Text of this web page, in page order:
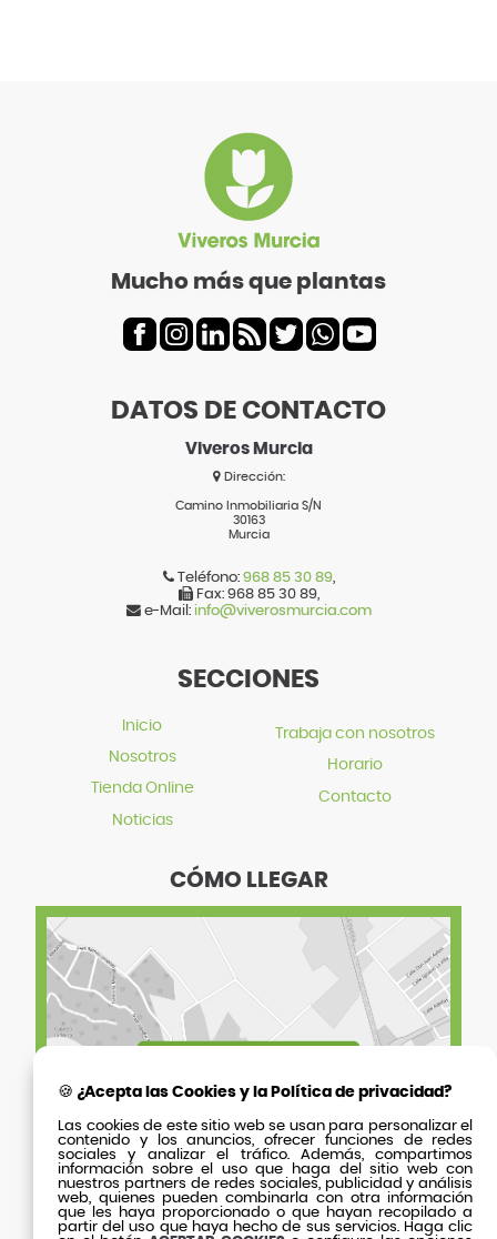
Mucho más que plantas
DATOS DE CONTACTO
Viveros Murcia
Dirección:
Camino Inmobiliaria S/N
30163
Murcia
Teléfono: 968 85 30 89,
Fax: 968 85 30 89,
e-Mail: info@viverosmurcia.com
SECCIONES
Inicio
Nosotros
Tienda Online
Noticias
Trabaja con nosotros
Horario
Contacto
CÓMO LLEGAR
🍪 ¿Acepta las Cookies y la Política de privacidad?
Las cookies de este sitio web se usan para personalizar el
contenido y los anuncios, ofrecer funciones de redes
sociales y analizar el tráfico. Además, compartimos
información sobre el uso que haga del sitio web con
nuestros partners de redes sociales, publicidad y análisis
web, quienes pueden combinarla con otra información
que les haya proporcionado o que hayan recopilado a
partir del uso que haya hecho de sus servicios. Haga clic